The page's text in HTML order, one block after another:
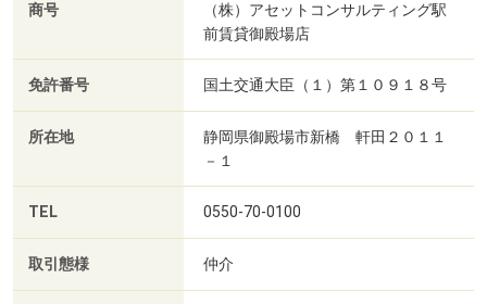
商号
（株）アセットコンサルティング駅
前賃貸御殿場店
免許番号 国土交通大臣（１）第１０９１８号
所在地
静岡県御殿場市新橋 軒田２０１１
－１
TEL 0550-70-0100
取引態様 仲介